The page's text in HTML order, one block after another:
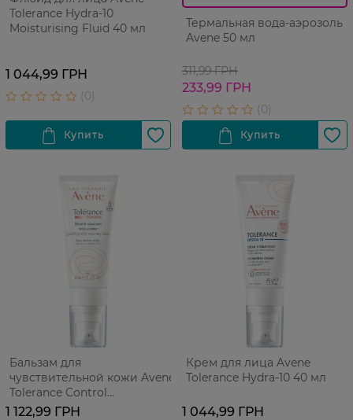
Tolerance Hydra-10
Moisturising Fluid 40 мл
1 044,99 ГРН
Термальная вода-аэрозоль
Avene 50 мл
311,99 ГРН
233,99 ГРН
Бальзам для
чувствительной кожи Avene
Tolerance Control
Успокаивающий 40 мл
1 122,99 ГРН
Крем для лица Avene
Tolerance Hydra-10 40 мл
1 044,99 ГРН